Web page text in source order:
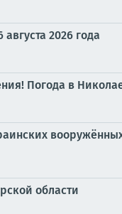
2026 года
Погода в
области